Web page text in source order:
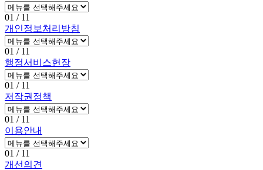
01 / 11
개인정보처리방침
01 / 11
행정서비스헌장
01 / 11
저작권정책
01 / 11
이용안내
01 / 11
개선의견